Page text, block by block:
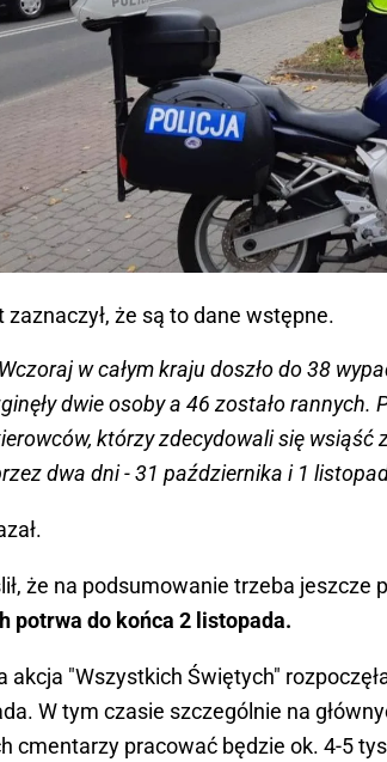
zaznaczył, że są to dane wstępne.
w całym kraju doszło do 38
dwie osoby a 46 zostało
którzy zdecydowali się wsiąść
dwa dni - 31 października i 1
że na podsumowanie trzeba jeszcze
potrwa do końca 2 listopada.
akcja "Wszystkich Świętych"
W tym czasie szczególnie na
cmentarzy pracować będzie ok. 4-5